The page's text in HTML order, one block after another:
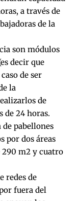
a través de
de la
son módulos
decir que
de ser
la
de
de 24 horas.
pabellones
por dos áreas
290 m2 y cuatro
redes de
fuera del